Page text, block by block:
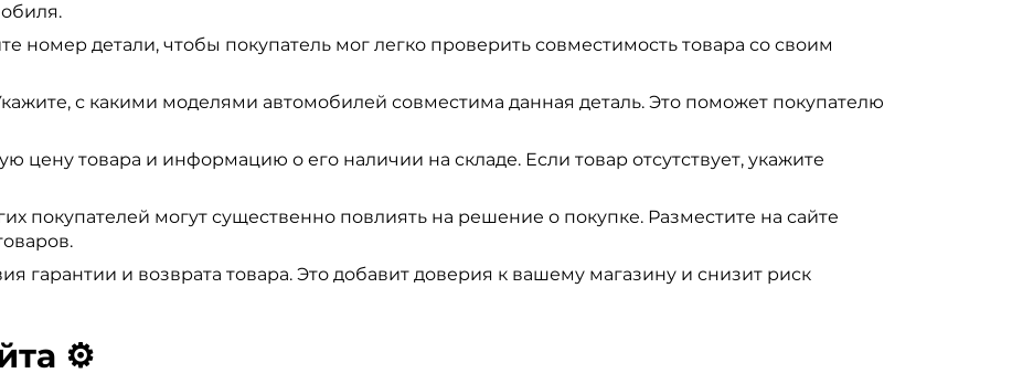
номер детали, чтобы покупатель мог легко проверить совместимость товара со своим
с какими моделями автомобилей совместима данная деталь. Это поможет покупателю
цену товара и информацию о его наличии на складе. Если товар отсутствует, укажите
покупателей могут существенно повлиять на решение о покупке. Разместите на сайте
гарантии и возврата товара. Это добавит доверия к вашему магазину и снизит риск
⚙️